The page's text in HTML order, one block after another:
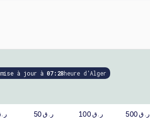
à jour à 07:28heure d'Alger
50 ر.ق 100 ر.ق 500 ر.ق